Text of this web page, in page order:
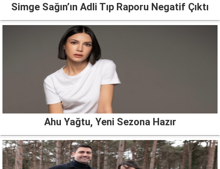
Simge Sağın’ın Adli Tıp Raporu Negatif Çıktı
Ahu Yağtu, Yeni Sezona Hazır